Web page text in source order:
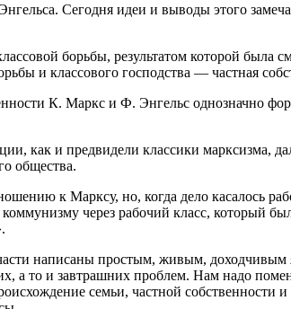
Сегодня идеи и выводы этого
борьбы, результатом которой была
и классового господства — частная
К. Маркс и Ф. Энгельс однозначно
как и предвидели классики марксизма,
общества.
к Марксу, но, когда дело касалось
через рабочий класс, который
написаны простым, живым, доходчивым
а то и завтрашних проблем. Нам надо
семьи, частной собственности и